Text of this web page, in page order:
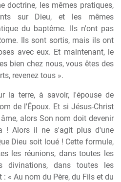
doctrine, les mêmes pratiques,
sur Dieu, et les mêmes
du baptême. Ils n'ont pas
Ils sont sortis, mais ils ont
avec eux. Et maintenant, le
bien chez nous, vous êtes des
revenez tous ».
la terre, à savoir, l'épouse de
de l'Époux. Et si Jésus-Christ
alors Son nom doit devenir
! Alors il ne s'agit plus d'une
Dieu soit loué ! Cette formule,
les réunions, dans toutes les
divinations, dans toutes les
« Au nom du Père, du Fils et du